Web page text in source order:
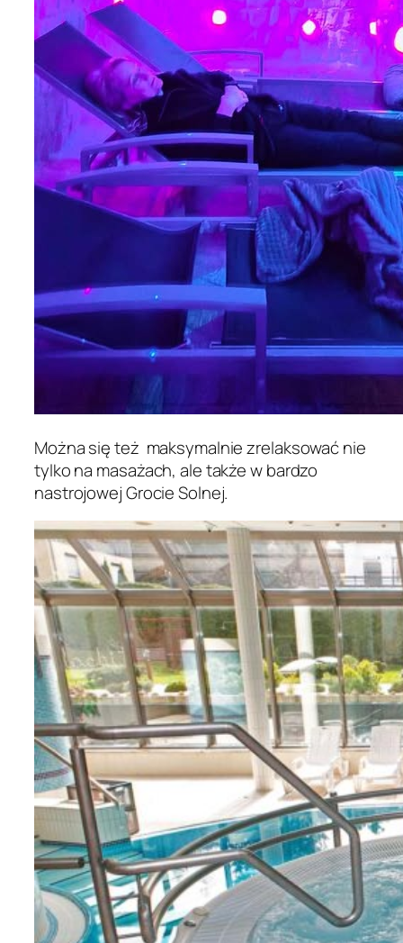
Można się też maksymalnie zrelaksować nie
tylko na masażach, ale także w bardzo
nastrojowej Grocie Solnej.